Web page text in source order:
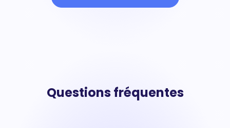
Questions fréquentes